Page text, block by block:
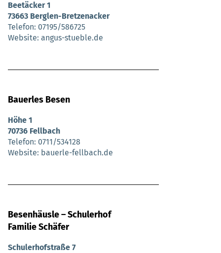
Beetäcker 1
73663 Berglen-Bretzenacker
Telefon 07195/586725
Website angus-stueble.de
Bauerles Besen
Höhe 1
70736 Fellbach
Telefon 0711/534128
Website
bauerle-fellbach.de
Besenhäusle – Schulerhof
Familie Schäfer
Schulerhofstraße 7